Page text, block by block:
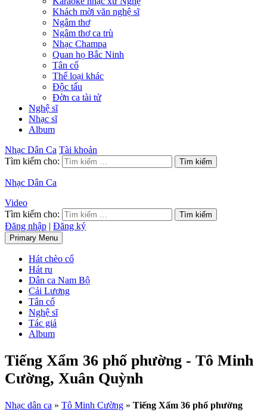
Khách mời văn nghệ sĩ
Ngâm thơ
Ngâm thơ ca trù
Nhạc Champa
Quan họ Bắc Ninh
Tân cổ
Thể loại khác
Độc tấu
Đờn ca tài tử
Nghệ sĩ
Nhạc sĩ
Album
Nhạc Dân Ca Tài khoản
Tìm kiếm cho:
Nhạc Dân Ca
Video
Tìm kiếm cho:
Đăng nhập | Đăng ký
Primary Menu
Hát chèo cổ
Hát ru
Dân ca Nam Bộ
Cải Lương
Tân cổ
Nghệ sĩ
Tác giả
Album
Tiếng Xẩm 36 phố phường - Tô Minh
Cường, Xuân Quỳnh
Nhạc dân ca » Tô Minh Cường » Tiếng Xẩm 36 phố phường